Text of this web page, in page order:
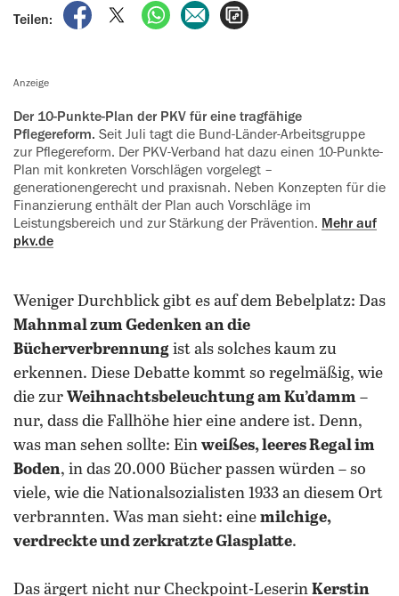
Teilen:
auf Facebook teilen
auf X teilenper WhatsApp teilen
per E-Mail teilen
Anzeige
Der 10-Punkte-Plan der PKV für eine tragfähige
Pflegereform. Seit Juli tagt die Bund-Länder-Arbeitsgruppe
zur Pflegereform. Der PKV-Verband hat dazu einen 10-Punkte-
Plan mit konkreten Vorschlägen vorgelegt –
generationengerecht und praxisnah. Neben Konzepten für die
Finanzierung enthält der Plan auch Vorschläge im
Leistungsbereich und zur Stärkung der Prävention. Mehr auf
pkv.de
Weniger Durchblick gibt es auf dem Bebelplatz: Das
Mahnmal zum Gedenken an die
Bücherverbrennung ist als solches kaum zu
erkennen. Diese Debatte kommt so regelmäßig, wie
die zur Weihnachtsbeleuchtung am Ku’damm –
nur, dass die Fallhöhe hier eine andere ist. Denn,
was man sehen sollte: Ein weißes, leeres Regal im
Boden, in das 20.000 Bücher passen würden – so
viele, wie die Nationalsozialisten 1933 an diesem Ort
verbrannten. Was man sieht: eine milchige,
verdreckte und zerkratzte Glasplatte.
Das ärgert nicht nur Checkpoint-Leserin Kerstin